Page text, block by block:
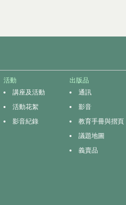
活動
講座及活動
活動花絮
影音紀錄
出版品
通訊
影音
教育手冊與摺頁
議題地圖
義賣品